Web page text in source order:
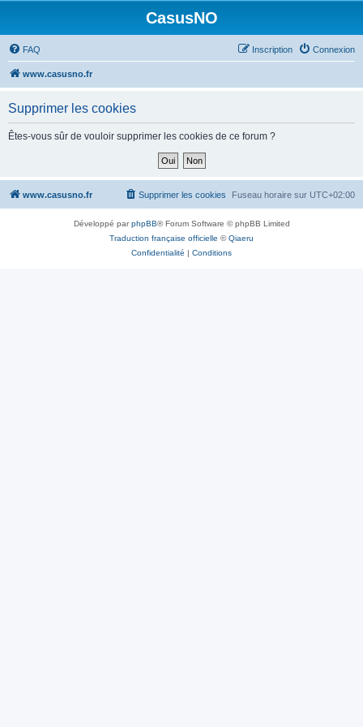
CasusNO
FAQ Connexion
Inscription
www.casusno.fr
Supprimer les cookies
Êtes-vous sûr de vouloir supprimer les cookies de ce forum ?
www.casusno.fr Fuseau horaire sur UTC+02:00
Supprimer les cookies
Développé parphpBB® Forum Software © phpBB Limited
Traduction française officielle ©Qiaeru
Confidentialité | Conditions